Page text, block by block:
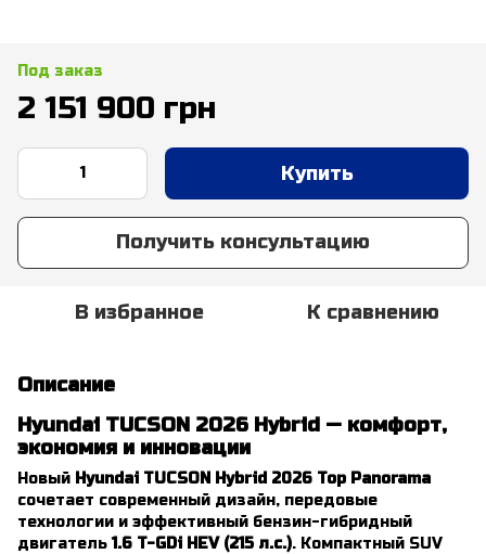
Под заказ
2 151 900 грн
Купить
Получить консультацию
В избранное К сравнению
Описание
Hyundai TUCSON 2026 Hybrid — комфорт,
экономия и инновации
Новый Hyundai TUCSON Hybrid 2026 Top Panorama
сочетает современный дизайн, передовые
технологии и эффективный бензин-гибридный
двигатель1.6 T-GDi HEV (215 л.с.). Компактный SUV